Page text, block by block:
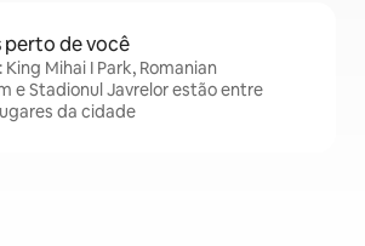
de você
Mihai I Park, Romanian
e Stadionul Javrelor estão entre
da cidade